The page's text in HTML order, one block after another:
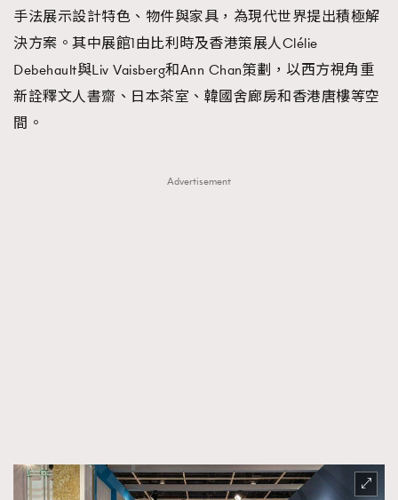
手法展示設計特色、物件與家具，為現代世界提出積極解
決方案。其中展館1由比利時及香港策展人Clélie
Debehault與Liv Vaisberg和Ann Chan策劃，以西方視角重
新詮釋文人書齋、日本茶室、韓國舍廊房和香港唐樓等空
間。
Advertisement